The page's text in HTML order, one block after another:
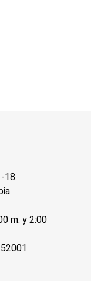
-18
m. y 2:00